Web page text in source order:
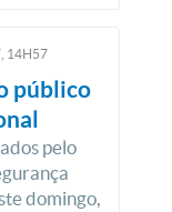
14H57
público
pelo
domingo,